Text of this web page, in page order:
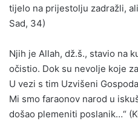
tijelo na prijestolju zadražli,
Sad, 34)
Njih je Allah, dž.š., stavio na
očistio. Dok su nevolje koje
U vezi s tim Uzvišeni
Mi smo faraonov narod u
došao plemeniti poslanik…“